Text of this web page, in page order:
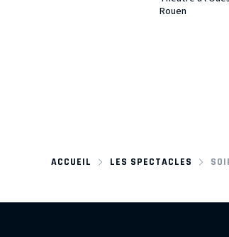
Rouen
ACCUEIL LES SPECTACLES